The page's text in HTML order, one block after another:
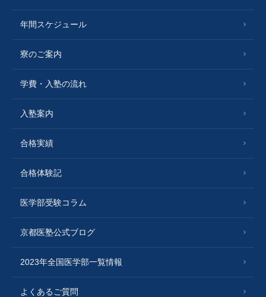
年間スケジュール
寮のご案内
学費・入塾の流れ
入塾案内
合格実績
合格体験記
医学部受験コラム
京都医塾公式ブログ
2023年全国医学部一覧情報
よくあるご質問